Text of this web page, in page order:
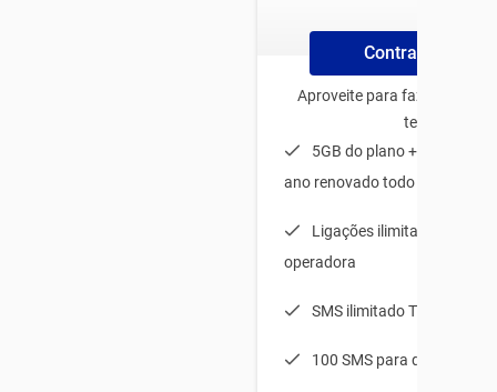
Contrate Online
Aproveite para fazer o plano
tenha:
5GB do plano + 20GB de
ano renovado todo mês
Ligações ilimitadas para
operadora
SMS ilimitado TIM-TIM
100 SMS para qualquer